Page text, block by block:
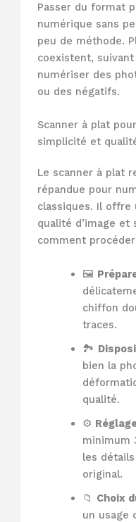
Passer du format
numérique sans
peu de méthode.
coexistent,
numériser des
ou des négatifs.
Scanner à plat
simplicité et
Le scanner à plat
répandue pour
classiques. Il offre
qualité d’image et
comment
🖼️
chiffon
traces.
🏞️
bien la
qualité.
⚙️
minimum
les
original.
📁 Choix
un usage